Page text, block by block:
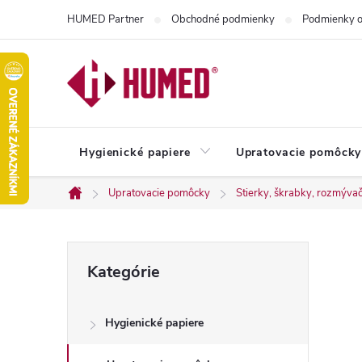
obsah
HUMED Partner Obchodné podmienky Podmienky
Hygienické papiere Upratovacie pomôcky
Domov
Upratovacie pomôcky Stierky, škrabky,
č
kategórie
Kategórie
Hygienické papiere